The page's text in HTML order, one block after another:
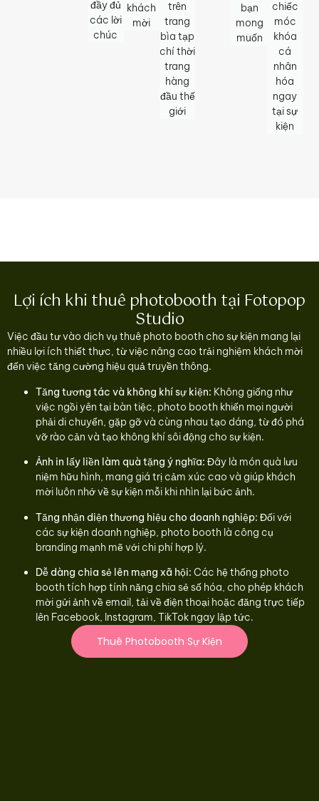
đầy đủ
các lời
chúc
khách
mời
trên
trang
bìa tạp
chí thời
trang
hàng
đầu thế
giới
bạn
mong
muốn
chiếc
móc
khóa
cá
nhân
hóa
ngay
tại sự
kiện
Lợi ích khi thuê photobooth tại Fotopop
Studio
Việc đầu tư vào dịch vụ thuê photo booth cho sự kiện mang lại
nhiều lợi ích thiết thực, từ việc nâng cao trải nghiệm khách mời
đến việc tăng cường hiệu quả truyền thông.
Tăng tương tác và không khí sự kiện: Không giống như
việc ngồi yên tại bàn tiệc, photo booth khiến mọi người
phải di chuyển, gặp gỡ và cùng nhau tạo dáng, từ đó phá
vỡ rào cản và tạo không khí sôi động cho sự kiện.
Ảnh in lấy liền làm quà tặng ý nghĩa: Đây là món quà lưu
niệm hữu hình, mang giá trị cảm xúc cao và giúp khách
mời luôn nhớ về sự kiện mỗi khi nhìn lại bức ảnh.
Tăng nhận diện thương hiệu cho doanh nghiệp: Đối với
các sự kiện doanh nghiệp, photo booth là công cụ
branding mạnh mẽ với chi phí hợp lý.
Dễ dàng chia sẻ lên mạng xã hội: Các hệ thống photo
booth tích hợp tính năng chia sẻ số hóa, cho phép khách
mời gửi ảnh về email, tải về điện thoại hoặc đăng trực tiếp
lên Facebook, Instagram, TikTok ngay lập tức.
Thuê Photobooth Sự Kiện